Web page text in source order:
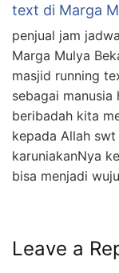
text di Marga
penjual jam
Marga Mulya
masjid running
sebagai manusia
beribadah kita
kepada Allah
karuniakanNya
bisa menjadi
Leave a